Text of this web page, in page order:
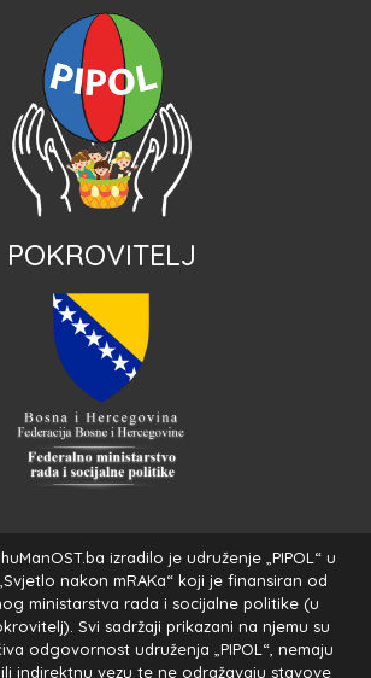
POKROVITELJ
izradilo je udruženje „PIPOL“ u
nakon mRAKa“ koji je finansiran od
ministarstva rada i socijalne politike (u
Svi sadržaji prikazani na njemu su
odgovornost udruženja „PIPOL“, nemaju
indirektnu vezu te ne odražavaju stavove